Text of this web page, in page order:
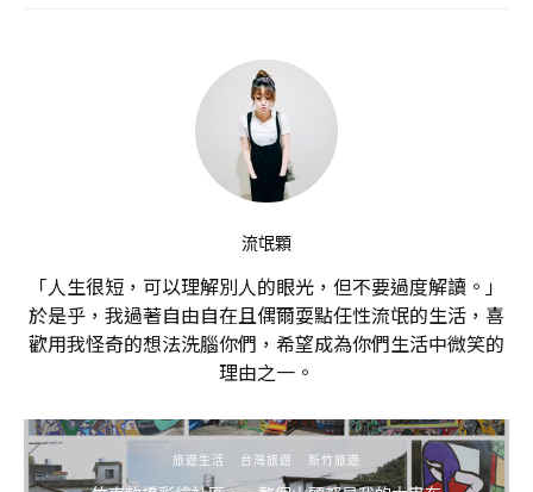
流氓顆
「人生很短，可以理解別人的眼光，但不要過度解讀。」
於是乎，我過著自由自在且偶爾耍點任性流氓的生活，喜
歡用我怪奇的想法洗腦你們，希望成為你們生活中微笑的
理由之一。
旅遊生活 台灣旅遊 新竹旅遊